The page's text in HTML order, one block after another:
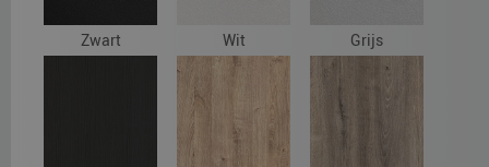
Zwart Wit Grijs